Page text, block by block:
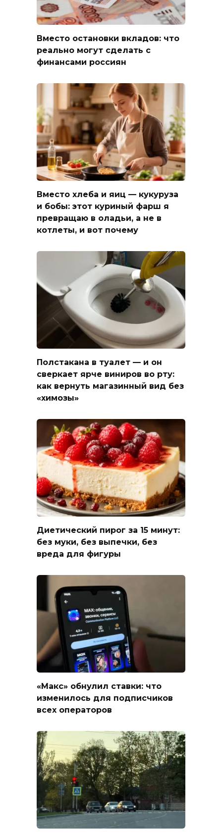
Вместо остановки вкладов: что
реально могут сделать с
финансами россиян
Вместо хлеба и яиц — кукуруза
и бобы: этот куриный фарш я
превращаю в оладьи, а не в
котлеты, и вот почему
Полстакана в туалет — и он
сверкает ярче виниров во рту:
как вернуть магазинный вид без
«химозы»
Диетический пирог за 15 минут:
без муки, без выпечки, без
вреда для фигуры
«Макс» обнулил ставки: что
изменилось для подписчиков
всех операторов